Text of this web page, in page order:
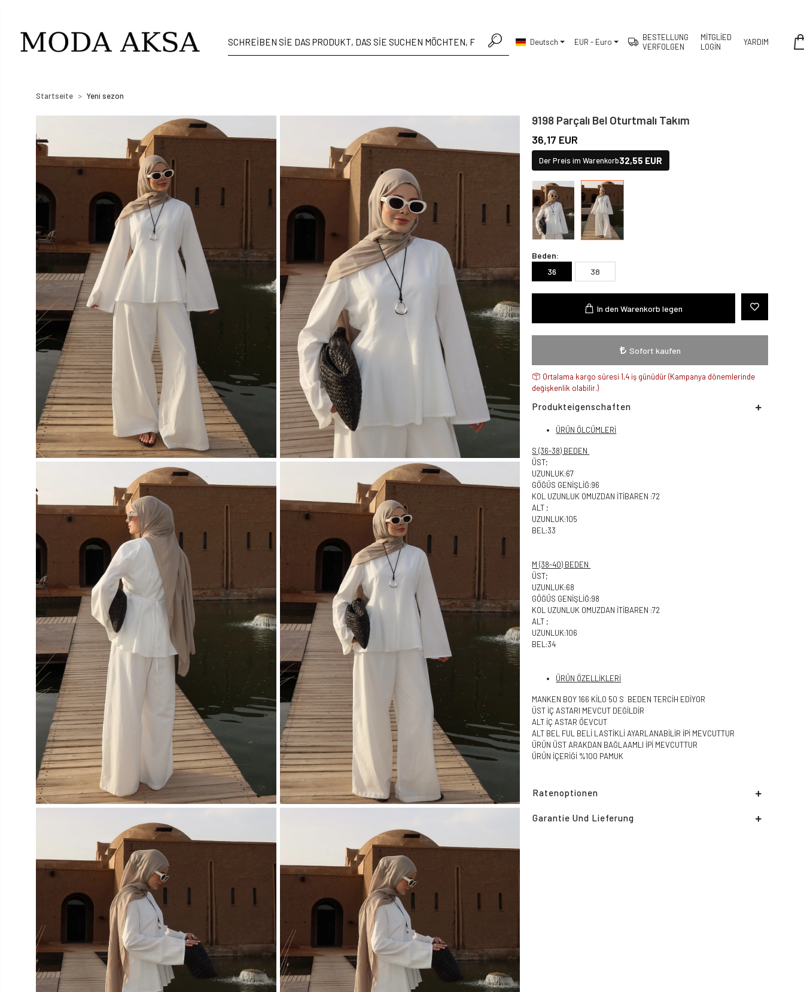
Deutsch EUR - Euro
BESTELLUNG
VERFOLGEN
MİTGLİED
LOGİN
YARDIM
Startseite Yeni sezon
9198 Parçalı Bel Oturtmalı Takım
36,17 EUR
Der Preis im Warenkorb32,55 EUR
Beden:
36
38
In den Warenkorb legen
Sofort kaufen
Ortalama kargo süresi 1,4 iş günüdür (Kampanya dönemlerinde
değişkenlik olabilir.)
Produkteigenschaften
ÜRÜN ÖLCÜMLERİ
S (36-38) BEDEN
ÜST;
UZUNLUK:67
GÖĞÜS GENİŞLİĞ:96
KOL UZUNLUK OMUZDAN İTİBAREN :72
ALT ;
UZUNLUK:105
BEL:33
M (38-40) BEDEN
ÜST;
UZUNLUK:68
GÖĞÜS GENİŞLİĞ:98
KOL UZUNLUK OMUZDAN İTİBAREN :72
ALT ;
UZUNLUK:106
BEL:34
ÜRÜN ÖZELLİKLERİ
MANKEN BOY 166 KİLO 50 S BEDEN TERCİH EDİYOR
ÜST İÇ ASTARI MEVCUT DEĞİLDİR
ALT İÇ ASTAR ÖEVCUT
ALT BEL FUL BELİ LASTİKLİ AYARLANABİLİR İPİ MEVCUTTUR
ÜRÜN ÜST ARAKDAN BAĞLAAMLI İPİ MEVCUTTUR
ÜRÜN İÇERİĞİ %100 PAMUK
Ratenoptionen
Garantie Und Lieferung